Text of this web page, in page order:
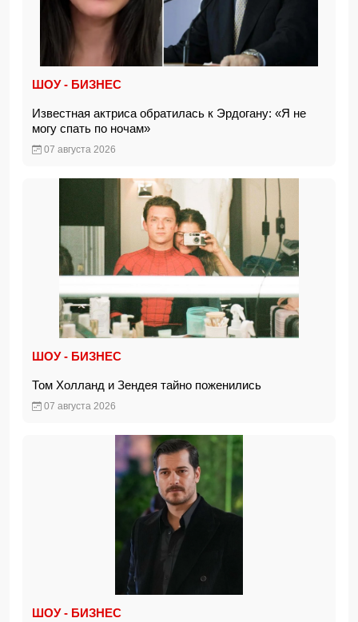
ШОУ - БИЗНЕС
Известная актриса обратилась к Эрдогану: «Я не
могу спать по ночам»
07 августа 2026
ШОУ - БИЗНЕС
Том Холланд и Зендея тайно поженились
07 августа 2026
ШОУ - БИЗНЕС